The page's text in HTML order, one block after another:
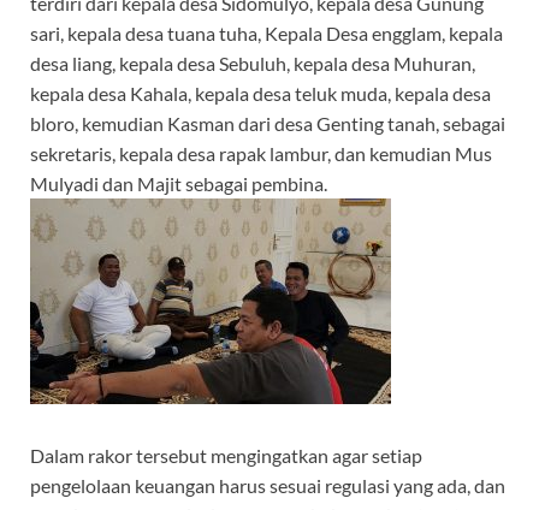
sari, kepala desa tuana tuha, Kepala Desa engglam, kepala
desa liang, kepala desa Sebuluh, kepala desa Muhuran,
kepala desa Kahala, kepala desa teluk muda, kepala desa
bloro, kemudian Kasman dari desa Genting tanah, sebagai
sekretaris, kepala desa rapak lambur, dan kemudian Mus
Mulyadi dan Majit sebagai pembina.
Dalam rakor tersebut mengingatkan agar setiap
pengelolaan keuangan harus sesuai regulasi yang ada, dan